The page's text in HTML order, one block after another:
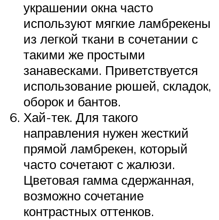
украшении окна часто
используют мягкие ламбрекены
из легкой ткани в сочетании с
такими же простыми
занавесками. Приветствуется
использование рюшей, складок,
оборок и бантов.
Хай-тек. Для такого
направления нужен жесткий
прямой ламбрекен, который
часто сочетают с жалюзи.
Цветовая гамма сдержанная,
возможно сочетание
контрастных оттенков.